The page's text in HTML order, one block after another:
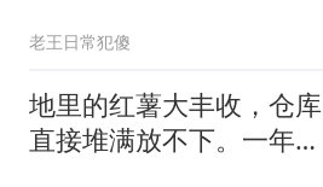
老王日常犯傻
地里的红薯大丰收，仓库
直接堆满放不下。一年的